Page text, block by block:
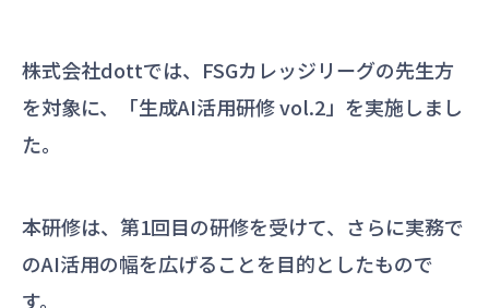
株式会社dottでは、FSGカレッジリーグの先生方
を対象に、「生成AI活用研修 vol.2」を実施しまし
た。
本研修は、第1回目の研修を受けて、さらに実務で
のAI活用の幅を広げることを目的としたもので
す。